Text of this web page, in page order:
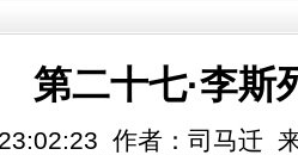
第二十七·李斯
作者：司马迁